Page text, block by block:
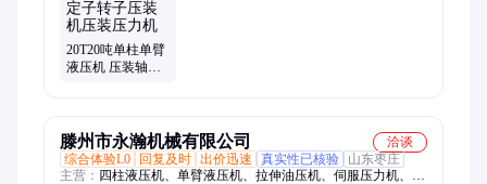
吨单臂液压机、200吨龙门液压机、钢板校直机、吕板校直机、
10吨单臂液压机、20吨单臂液压机、100吨四柱液压机、100吨框
架液压机、200吨四柱液压机
20T20吨单柱单臂
液压机 压装轴承
滕州市永瀚机械有限公司
洽谈
综合体验L0
回复及时 出价迅速 真实性已核验
山东枣庄
主营： 四柱液压机、单臂液压机、拉伸油压机、伺服压力机、全